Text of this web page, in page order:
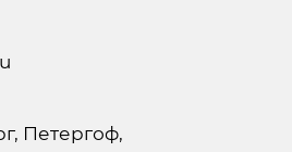
Петергоф,